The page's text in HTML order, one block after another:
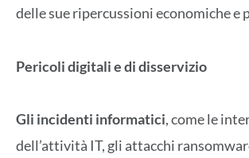
delle sue ripercussioni economiche e
Pericoli digitali e di disservizio
Gli incidenti informatici, come le
dell’attività IT, gli attacchi